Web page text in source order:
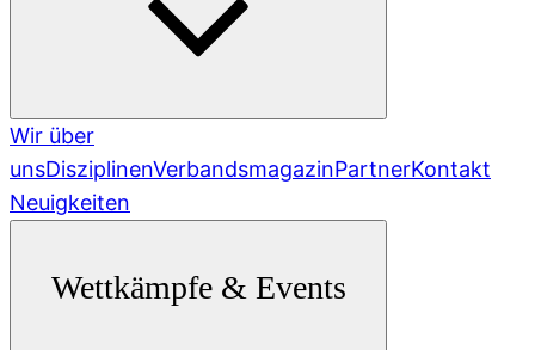
Wir über
unsDisziplinenVerbandsmagazinPartnerKontakt
Neuigkeiten
Wettkämpfe & Events